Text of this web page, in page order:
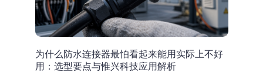
为什么防水连接器最怕看起来能用实际上不好
用：选型要点与惟兴科技应用解析